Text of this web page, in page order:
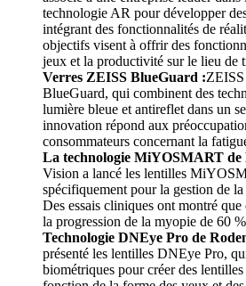
technologie AR pour développer
intégrant des fonctionnalités de
objectifs visent à offrir des
jeux et la productivité sur le lieu de
Verres ZEISS BlueGuard :ZEISS
BlueGuard, qui combinent des
lumière bleue et antireflet dans un
innovation répond aux
consommateurs concernant la
La technologie MiYOSMART de
Vision a lancé les lentilles
spécifiquement pour la gestion de
Des essais cliniques ont montré
la progression de la myopie de 60
Technologie DNEye Pro de
présenté les lentilles DNEye Pro,
biométriques pour créer des lentilles